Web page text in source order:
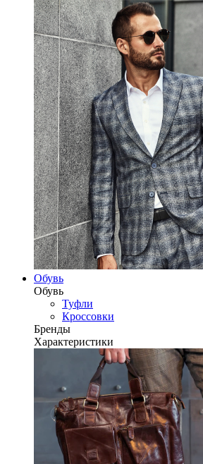
Обувь
Обувь
Туфли
Кроссовки
Бренды
Характеристики